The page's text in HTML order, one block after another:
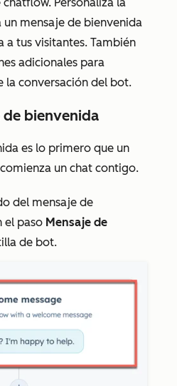
mensaje de bienvenida
a tus visitantes. También
adicionales para
la conversación del bot.
de bienvenida
es lo primero que un
un chat contigo.
del mensaje de
el paso Mensaje de
de bot.